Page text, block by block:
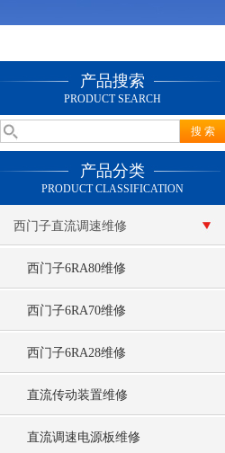
产品搜索
PRODUCT SEARCH
产品分类
PRODUCT CLASSIFICATION
西门子直流调速维修
西门子6RA80维修
西门子6RA70维修
西门子6RA28维修
直流传动装置维修
直流调速电源板维修